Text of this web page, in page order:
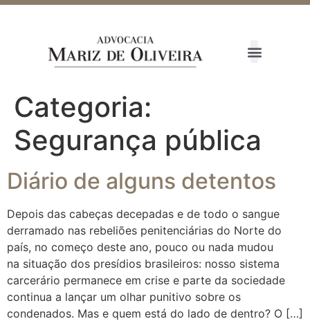
Categoria:
Segurança pública
Diário de alguns detentos
Depois das cabeças decepadas e de todo o sangue
derramado nas rebeliões penitenciárias do Norte do
país, no começo deste ano, pouco ou nada mudou
na situação dos presídios brasileiros: nosso sistema
carcerário permanece em crise e parte da sociedade
continua a lançar um olhar punitivo sobre os
condenados. Mas e quem está do lado de dentro? O […]